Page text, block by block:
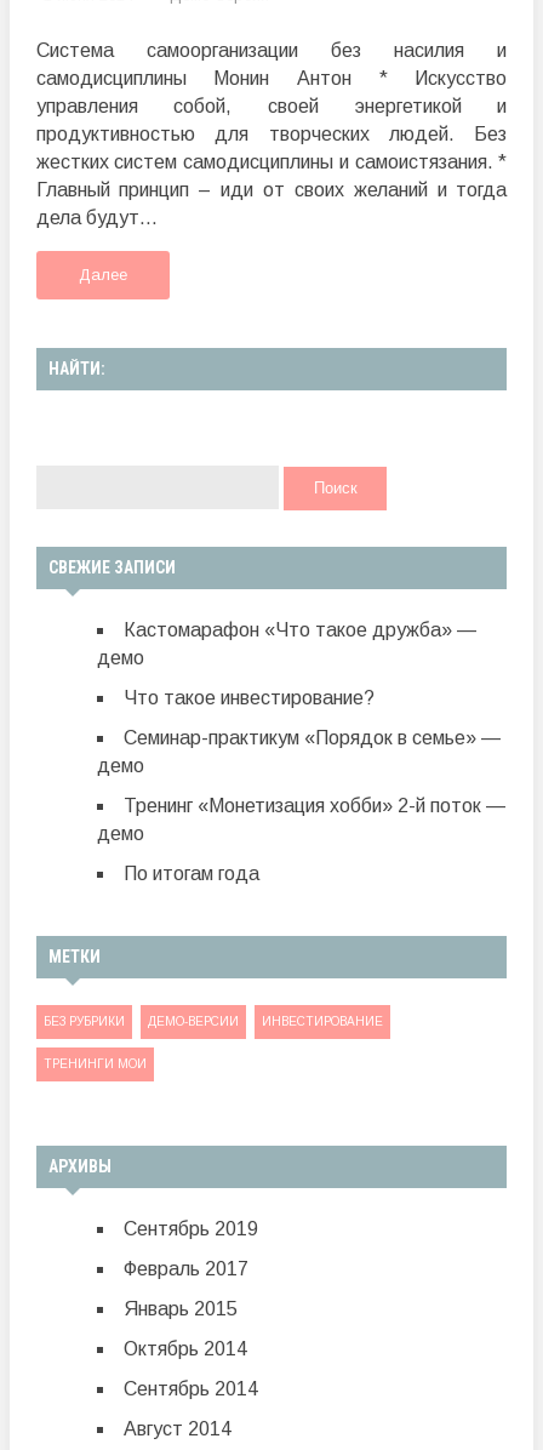
Система самоорганизации без насилия и
самодисциплины Монин Антон * Искусство
управления собой, своей энергетикой и
продуктивностью для творческих людей. Без
жестких систем самодисциплины и самоистязания. *
Главный принцип – иди от своих желаний и тогда
дела будут...
Далее
НАЙТИ:
СВЕЖИЕ ЗАПИСИ
Кастомарафон «Что такое дружба» —
демо
Что такое инвестирование?
Семинар-практикум «Порядок в семье» —
демо
Тренинг «Монетизация хобби» 2-й поток —
демо
По итогам года
МЕТКИ
БЕЗ РУБРИКИ ДЕМО-ВЕРСИИ ИНВЕСТИРОВАНИЕ
ТРЕНИНГИ МОИ
АРХИВЫ
Сентябрь 2019
Февраль 2017
Январь 2015
Октябрь 2014
Сентябрь 2014
Август 2014